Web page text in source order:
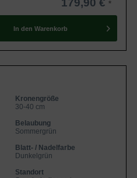
179,90 €
In den Warenkorb
Kronengröße
30-40 cm
Belaubung
Sommergrün
Blatt- / Nadelfarbe
Dunkelgrün
Standort